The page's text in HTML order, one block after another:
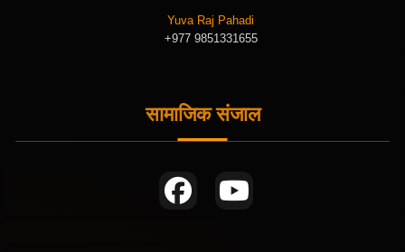
Yuva Raj Pahadi
+977 9851331655
सामाजिक संजाल